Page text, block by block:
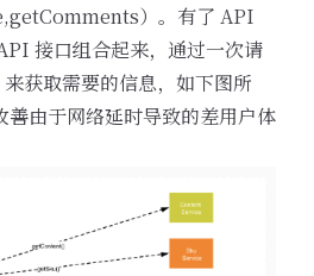
）。有了 API
接口组合起来，通过一次请
获取需要的信息，如下图所
善由于网络延时导致的差用户体